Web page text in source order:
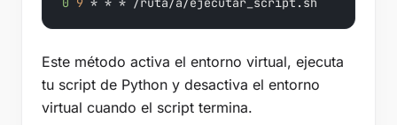
Este método activa el entorno virtual, ejecuta
tu script de Python y desactiva el entorno
virtual cuando el script termina.